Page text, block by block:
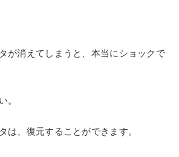
が消えてしまうと、本当にショックで
。
は、復元することができます。